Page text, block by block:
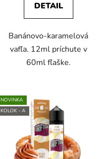
DETAIL
Banánovo-karamelová
vafľa. 12ml príchute v
60ml fľaške.
NOVINKA
KOLOK - A